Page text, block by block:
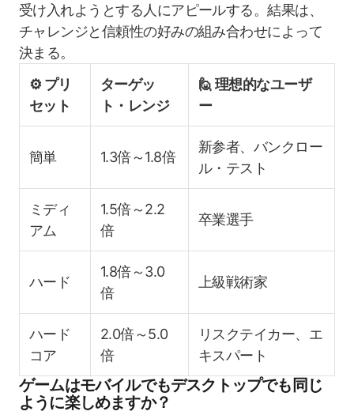
受け入れようとする人にアピールする。結果は、
チャレンジと信頼性の好みの組み合わせによって
決まる。
⚙️ プリ
セット
ターゲッ
ト・レンジ
🙋 理想的なユーザ
ー
簡単 1.3倍～1.8倍
新参者、バンクロー
ル・テスト
ミディ
アム
1.5倍～2.2
倍
卒業選手
ハード
1.8倍～3.0
倍
上級戦術家
ハード
コア
2.0倍～5.0
倍
リスクテイカー、エ
キスパート
ゲームはモバイルでもデスクトップでも同じ
ように楽しめますか？